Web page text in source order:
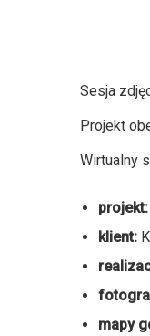
Sesja
Projekt
Wirtualny
projekt:
klient:
mapy